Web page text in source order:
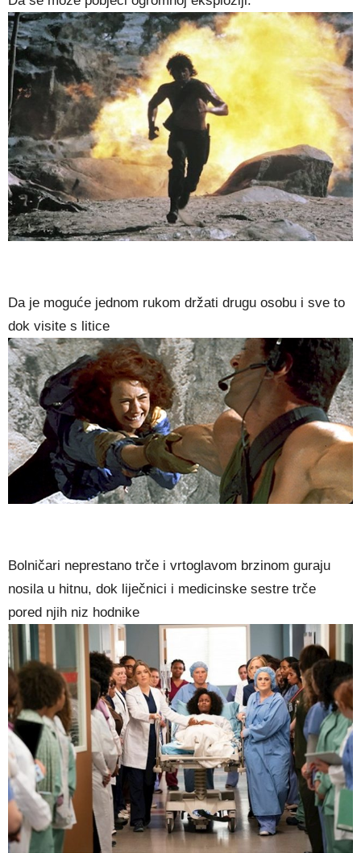
Da je moguće jednom rukom držati drugu osobu i sve to
dok visite s litice
Bolničari neprestano trče i vrtoglavom brzinom guraju
nosila u hitnu, dok liječnici i medicinske sestre trče
pored njih niz hodnike